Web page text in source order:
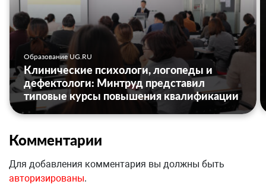
Образование UG.RU
Клинические психологи, логопеды и
дефектологи: Минтруд представил
типовые курсы повышения квалификации
Комментарии
Для добавления комментария вы должны быть
авторизированы.